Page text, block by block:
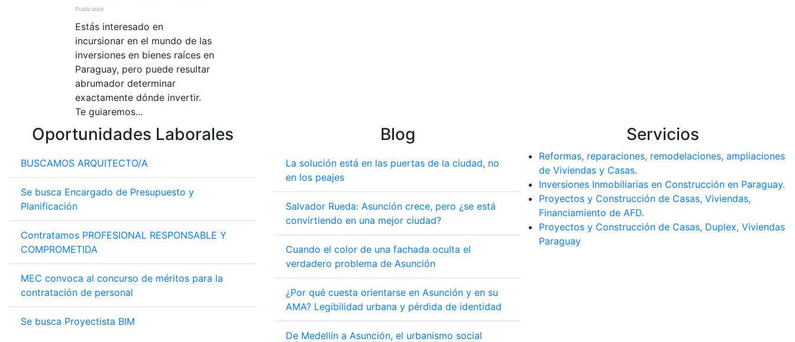
Publicidad
Estás interesado en
incursionar en el mundo de las
inversiones en bienes raíces en
Paraguay, pero puede resultar
abrumador determinar
exactamente dónde invertir.
Te guiaremos...
Oportunidades Laborales
BUSCAMOS ARQUITECTO/A
Se busca Encargado de Presupuesto y
Planificación
Contratamos PROFESIONAL RESPONSABLE Y
COMPROMETIDA
MEC convoca al concurso de méritos para la
contratación de personal
Se busca Proyectista BIM
Blog
La solución está en las puertas de la ciudad, no
en los peajes
Salvador Rueda: Asunción crece, pero ¿se está
convirtiendo en una mejor ciudad?
Cuando el color de una fachada oculta el
verdadero problema de Asunción
¿Por qué cuesta orientarse en Asunción y en su
AMA? Legibilidad urbana y pérdida de identidad
De Medellín a Asunción, el urbanismo social
Servicios
Reformas, reparaciones, remodelaciones, ampliaciones
de Viviendas y Casas.
Inversiones Inmobiliarias en Construcción en Paraguay.
Proyectos y Construcción de Casas, Viviendas,
Financiamiento de AFD.
Proyectos y Construcción de Casas, Duplex, Viviendas
Paraguay